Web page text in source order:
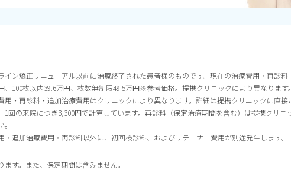
イン矯正リニューアル以前に治療終了された患者様のものです。現在の治療費用・再診
、100枚以内39.6万円、枚数無制限49.5万円※参考価格。提携クリニックにより異なります
用・再診料・追加治療費用はクリニックにより異なります。詳細は提携クリニックに直
回の来院につき3,300円で計算しています。再診料（保定治療期間を含む）は提携クリ
追加治療費用・再診料以外に、初回検診料、およびリテーナー費用が別途発生します。
す。また、保定期間は含みません。